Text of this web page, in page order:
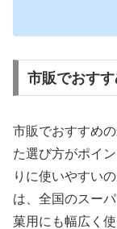
市販でおす
市販でおすすめ
た選び方がポイ
りに使いやすいの
は、全国のスー
菓用にも幅広く